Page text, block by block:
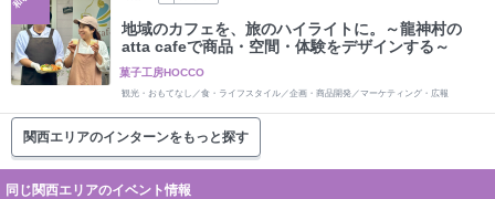
地域のカフェを、旅のハイライトに。～龍神村の
atta cafeで商品・空間・体験をデザインする～
菓子工房HOCCO
観光・おもてなし／食・ライフスタイル／企画・商品開発／マーケティング・広報
関西エリアのインターンをもっと探す
同じ関西エリアのイベント情報